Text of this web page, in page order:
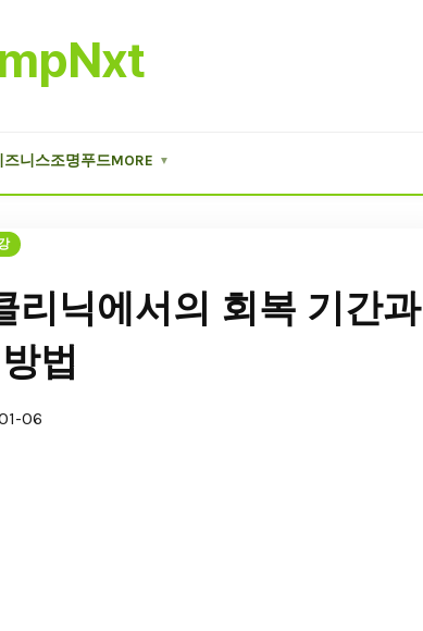
즈니스조명푸드MORE ▼
리닉에서의 회복 기간과
법
06